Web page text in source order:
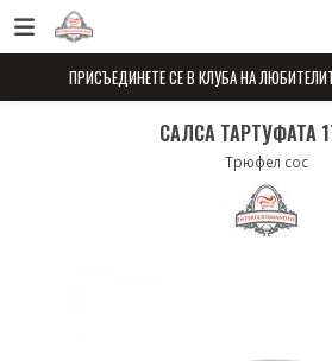
ПРИСЪЕДИНЕТЕ СЕ В КЛУБА НА
САЛСА ТАРТУФАТА
Трюфел сос